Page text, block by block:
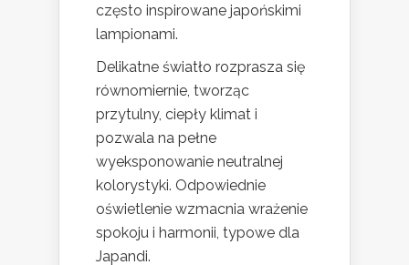
często inspirowane japońskimi
lampionami.
Delikatne światło rozprasza się
równomiernie, tworząc
przytulny, ciepły klimat i
pozwala na pełne
wyeksponowanie neutralnej
kolorystyki. Odpowiednie
oświetlenie wzmacnia wrażenie
spokoju i harmonii, typowe dla
Japandi.